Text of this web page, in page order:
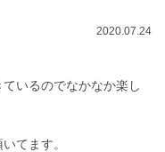
2020.07.24
いるのでなかなか楽し
てます。